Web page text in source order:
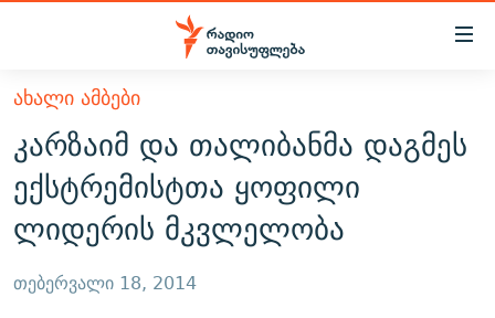
Accessibility
მთავარ
შინაარსზე
დაბრუნება
მთავარ
ნავიგაციაზე
დაბრუნება
ძიებაზე
ᲐᲮᲐᲚᲘ ᲐᲛᲑᲔᲑᲘ
ᲗᲔᲛᲔᲑᲘ
ᲞᲝᲚᲘᲢᲘᲙᲐ
ᲔᲙᲝᲜᲝᲛᲘᲙᲐ
ᲡᲐᲖᲝᲒᲐᲓᲝᲔᲑᲐ
ᲕᲘᲓᲔᲝ
ᲑᲚᲝᲒᲔᲑᲘ
ᲞᲝᲓᲙᲐᲡᲢᲔᲑᲘ
ᲐᲮᲐᲚᲘ ᲐᲛᲑᲔᲑᲘ
კარზაიმ და თალიბანმა დაგმეს
ექსტრემისტთა ყოფილი
ლიდერის მკვლელობა
თებერვალი 18, 2014